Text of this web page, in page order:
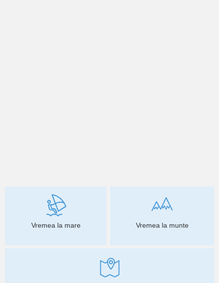
Vremea la mare Vremea la munte